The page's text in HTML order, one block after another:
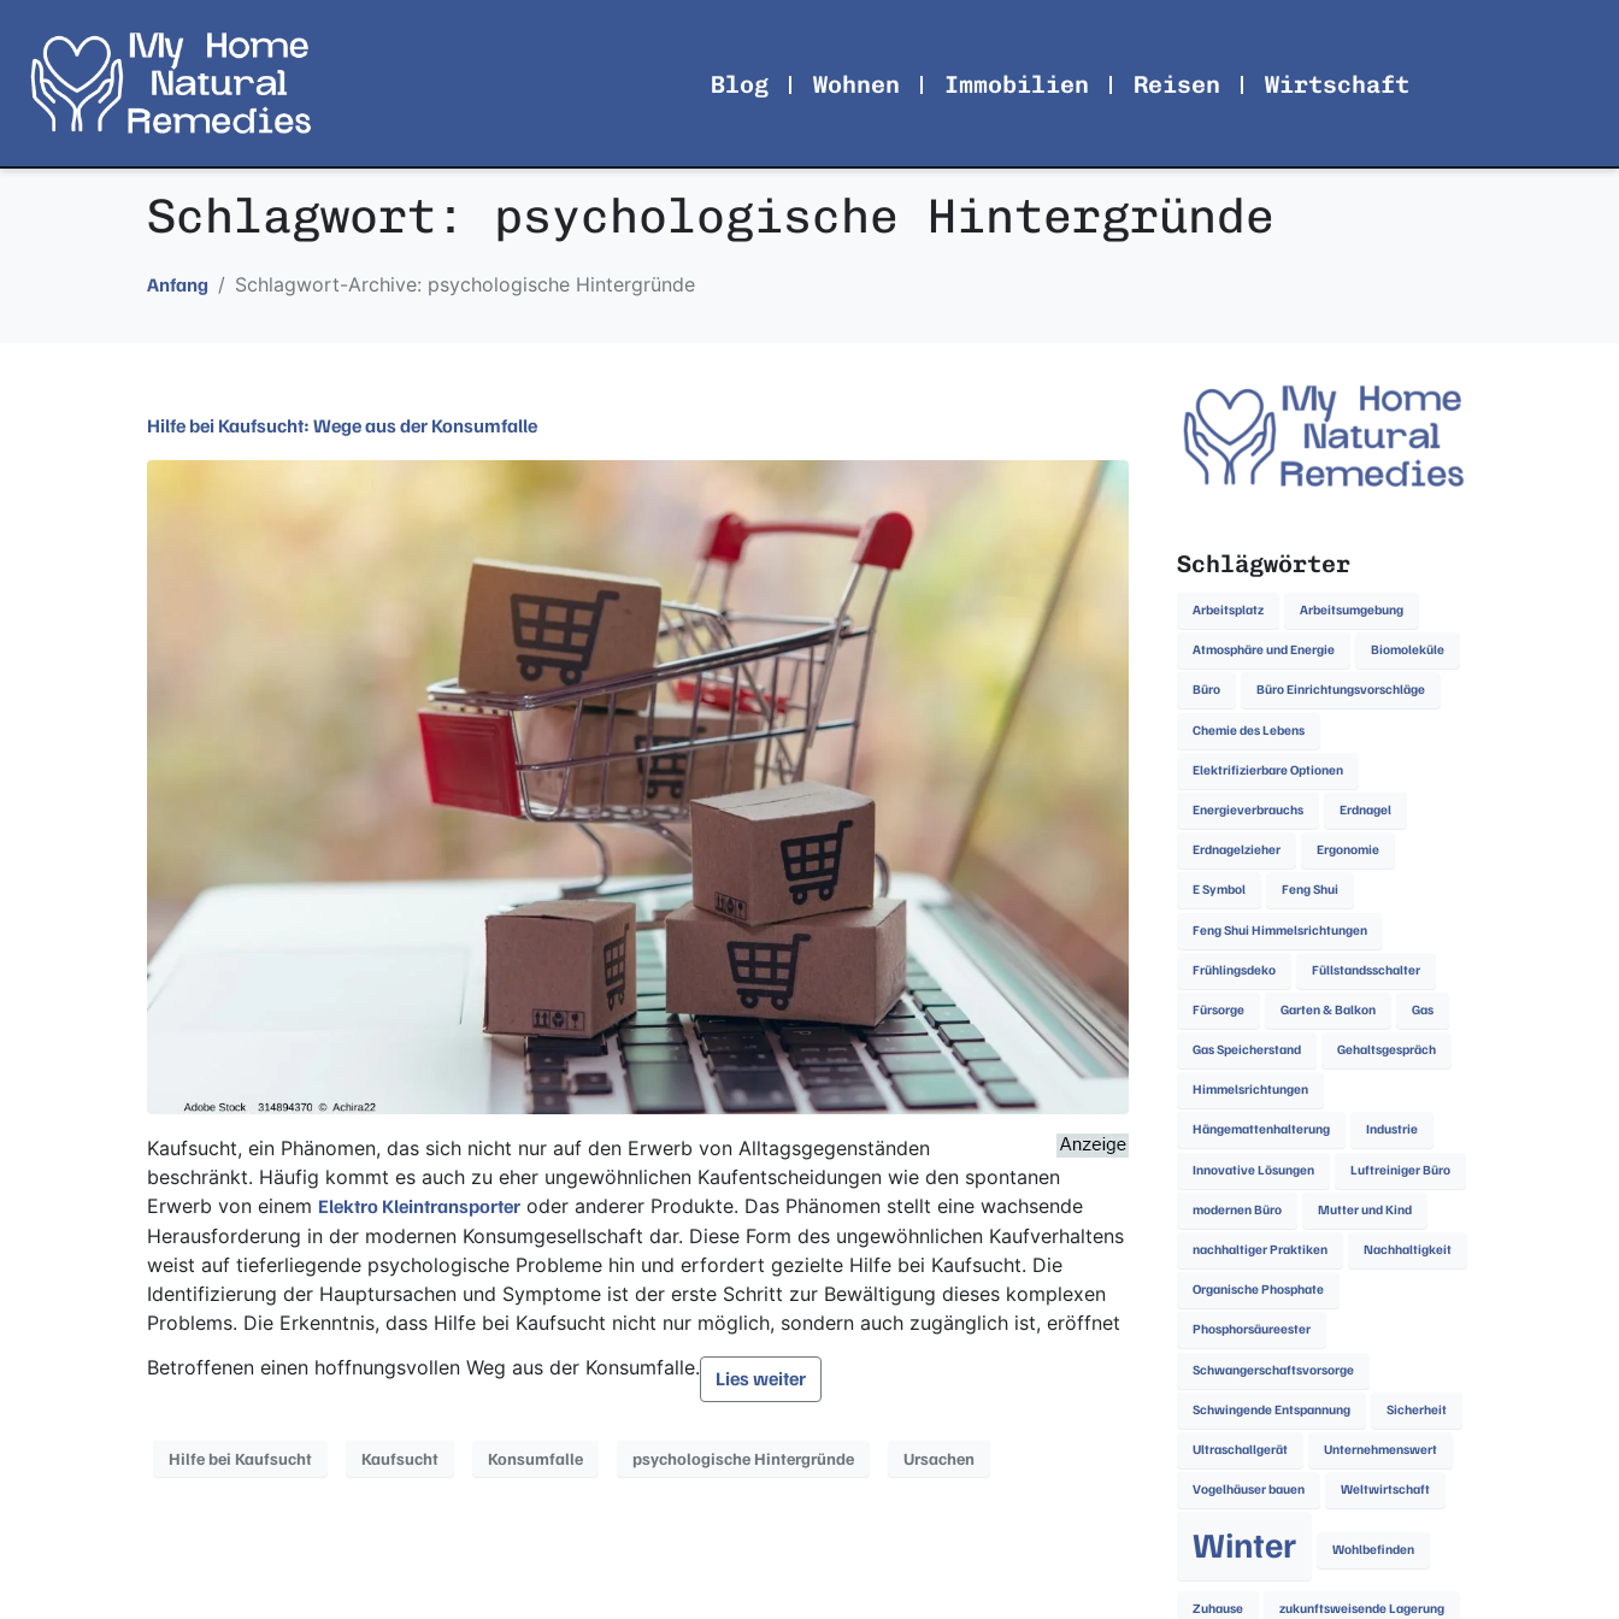
Blog Wohnen Immobilien Reisen Wirtschaft
Schlagwort: psychologische Hintergründe
Anfang Schlagwort-Archive: psychologische Hintergründe
Hilfe bei Kaufsucht: Wege aus der Konsumfalle
Kaufsucht, ein Phänomen, das sich nicht nur auf den Erwerb von Alltagsgegenständen
beschränkt. Häufig kommt es auch zu eher ungewöhnlichen Kaufentscheidungen wie den spontanen
Erwerb von einem Elektro Kleintransporter oder anderer Produkte. Das Phänomen stellt eine wachsende
Herausforderung in der modernen Konsumgesellschaft dar. Diese Form des ungewöhnlichen Kaufverhaltens
weist auf tieferliegende psychologische Probleme hin und erfordert gezielte Hilfe bei Kaufsucht. Die
Identifizierung der Hauptursachen und Symptome ist der erste Schritt zur Bewältigung dieses komplexen
Problems. Die Erkenntnis, dass Hilfe bei Kaufsucht nicht nur möglich, sondern auch zugänglich ist, eröffnet
Betroffenen einen hoffnungsvollen Weg aus der Konsumfalle.
Lies weiter
Hilfe bei Kaufsucht Kaufsucht Konsumfalle psychologische Hintergründe Ursachen
Schlägwörter
Arbeitsplatz Arbeitsumgebung
Atmosphäre und Energie Biomoleküle
Büro Büro Einrichtungsvorschläge
Chemie des Lebens
Elektrifizierbare Optionen
Energieverbrauchs Erdnagel
Erdnagelzieher Ergonomie
E Symbol Feng Shui
Feng Shui Himmelsrichtungen
Frühlingsdeko Füllstandsschalter
Fürsorge Garten & Balkon Gas
Gas Speicherstand Gehaltsgespräch
Himmelsrichtungen
Hängemattenhalterung Industrie
Innovative Lösungen Luftreiniger Büro
modernen Büro Mutter und Kind
nachhaltiger Praktiken Nachhaltigkeit
Organische Phosphate
Phosphorsäureester
Schwangerschaftsvorsorge
Schwingende Entspannung Sicherheit
Ultraschallgerät Unternehmenswert
Vogelhäuser bauen Weltwirtschaft
Winter Wohlbefinden
Zuhause zukunftsweisende Lagerung